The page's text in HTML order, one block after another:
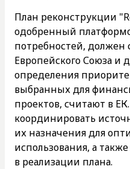
План реконструкции
одобренный
потребностей, должен
Европейского Союза и
определения
выбранных для
проектов, считают в
координировать
их назначения для
использования, а
в реализации плана.